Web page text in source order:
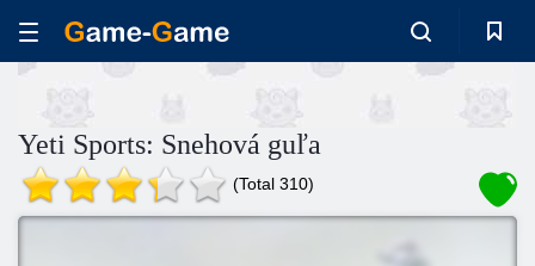
Yeti Sports: Snehová guľa
(Total 310)